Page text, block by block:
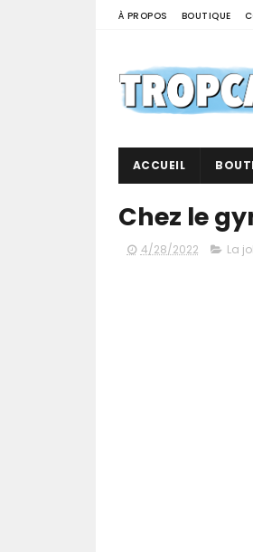
À PROPOS BOUTIQUE
ACCUEIL
Chez le
4/28/2022 La